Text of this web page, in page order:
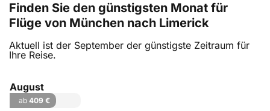
Finden Sie den günstigsten Monat für
Flüge von München nach Limerick
Aktuell ist der September der günstigste Zeitraum für
Ihre Reise.
August
ab 409 €